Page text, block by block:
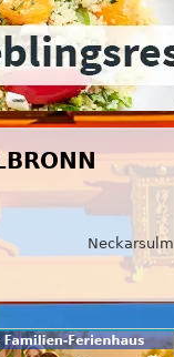
Neckarsulm